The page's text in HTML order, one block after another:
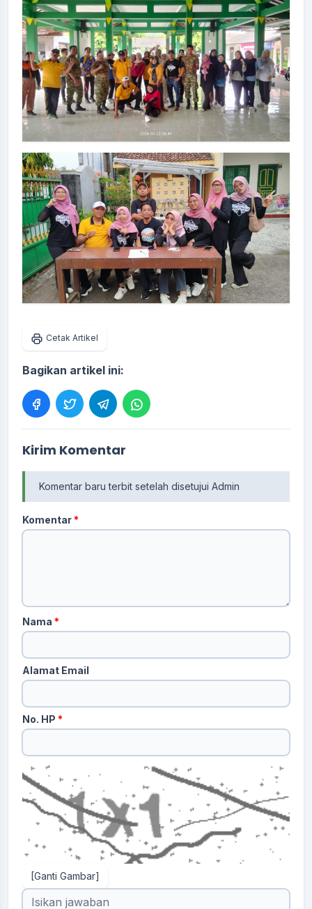
Cetak Artikel
Bagikan artikel ini:
Kirim Komentar
Komentar baru terbit setelah disetujui Admin
Komentar*
Nama *
Alamat Email
No. HP *
[Ganti Gambar]